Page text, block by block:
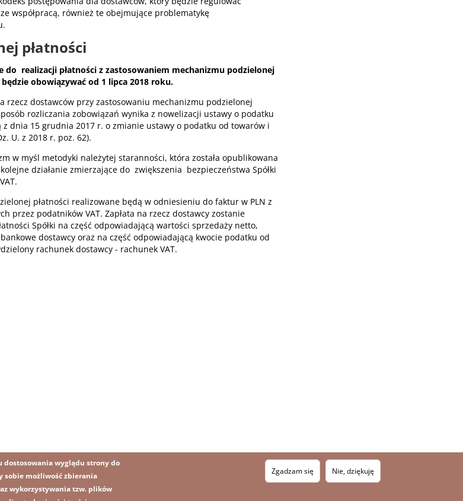
współpracą, również te obejmujące problematykę
płatności
do realizacji płatności z zastosowaniem mechanizmu podzielonej
obowiązywać od 1 lipca 2018 roku.
rzecz dostawców przy zastosowaniu mechanizmu podzielonej
rozliczania zobowiązań wynika z nowelizacji ustawy o podatku
dnia 15 grudnia 2017 r. o zmianie ustawy o podatku od towarów i
U. z 2018 r. poz. 62).
w myśl metodyki należytej staranności, która została opublikowana
działanie zmierzające do zwiększenia bezpieczeństwa Spółki
płatności realizowane będą w odniesieniu do faktur w PLN z
przez podatników VAT. Zapłata na rzecz dostawcy zostanie
Spółki na część odpowiadającą wartości sprzedaży netto,
dostawcy oraz na część odpowiadającą kwocie podatku od
rachunek dostawcy - rachunek VAT.
dostosowania wyglądu strony do
sobie możliwość zbierania
wykorzystywania tzw. plików
Zgadzam się Nie, dziękuję